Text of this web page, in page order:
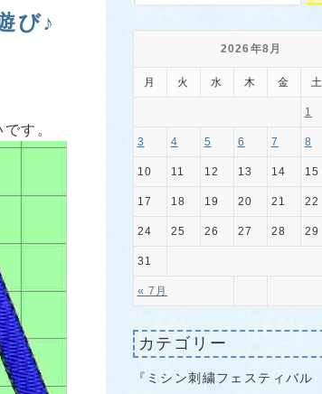
び♪
す。
2026年8月
月 火 水 木 金 土
« 7月
1
3 4 5 6 7 8
10 11 12 13 14 15
17 18 19 20 21 22
24 25 26 27 28 29
31
カテゴリー
『ミシン刺繍フェスティバル